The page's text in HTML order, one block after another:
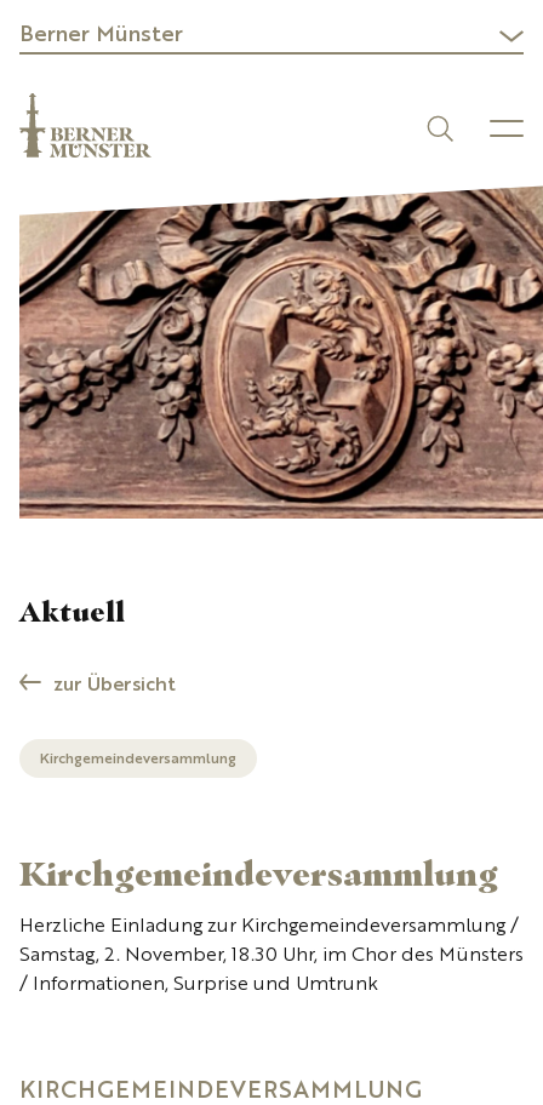
Berner Münster
Aktuell
zur Übersicht
Kirchgemeindeversammlung
Kirchgemeindeversammlung
Herzliche Einladung zur Kirchgemeindeversammlung /
Samstag, 2. November, 18.30 Uhr, im Chor des Münsters
/ Informationen, Surprise und Umtrunk
KIRCHGEMEINDEVERSAMMLUNG